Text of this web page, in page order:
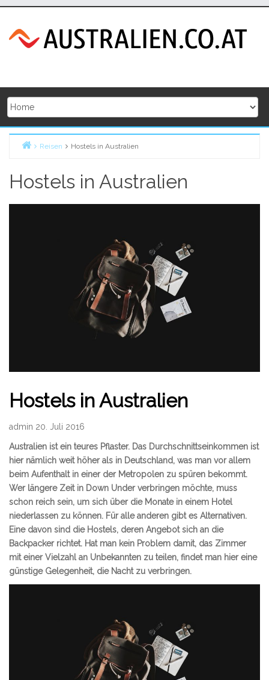
content
Reisen Hostels in Australien
Hostels in Australien
Hostels in Australien
admin 20. Juli 2016
Australien ist ein teures Pflaster. Das Durchschnittseinkommen ist
hier nämlich weit höher als in Deutschland, was man vor allem
beim Aufenthalt in einer der Metropolen zu spüren bekommt.
Wer längere Zeit in Down Under verbringen möchte, muss
schon reich sein, um sich über die Monate in einem Hotel
niederlassen zu können. Für alle anderen gibt es Alternativen.
Eine davon sind die Hostels, deren Angebot sich an die
Backpacker richtet. Hat man kein Problem damit, das Zimmer
mit einer Vielzahl an Unbekannten zu teilen, findet man hier eine
günstige Gelegenheit, die Nacht zu verbringen.